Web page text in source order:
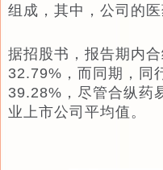
组成，其中，公司的
据招股书，报告期内
32.79%，而同期，同
39.28%，尽管合纵药
业上市公司平均值。